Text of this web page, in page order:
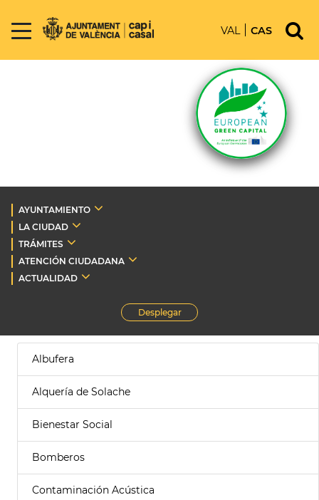
VAL CAS
AYUNTAMIENTO
LA CIUDAD
TRÁMITES
ATENCIÓN CIUDADANA
ACTUALIDAD
Desplegar
Albufera
Alquería de Solache
Bienestar Social
Bomberos
Contaminación Acústica